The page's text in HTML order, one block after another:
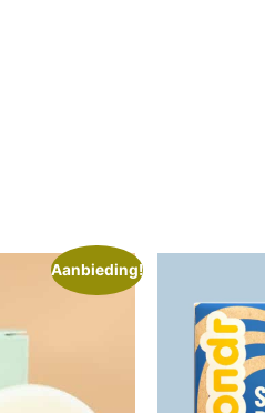
Aanbieding!